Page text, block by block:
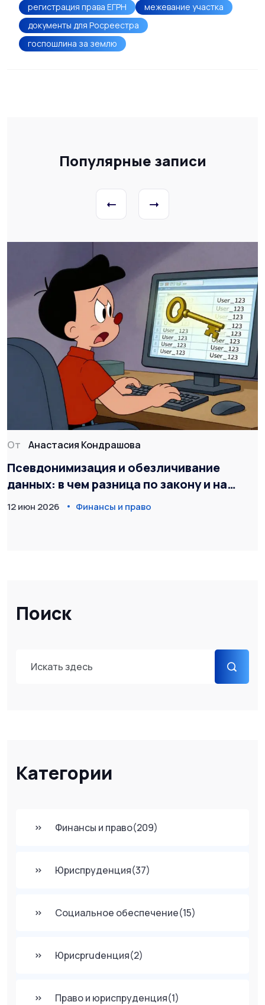
Поиск
Категории
Финансы и право(209)
Юриспруденция(37)
Социальное обеспечение(15)
Юрисprudенция(2)
Право и юриспруденция(1)
регистрация права ЕГРН
межевание участка
документы для Росреестра
госпошлина за землю
Популярные записи
От Анастасия Кондрашова
Псевдонимизация и обезличивание
данных: в чем разница по закону и на
практике
12 июн 2026 Финансы и право